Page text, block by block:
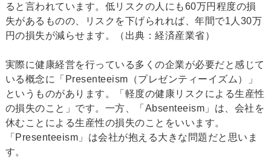
ると言われています。低リスクの人にも60万円程度の損
失があるものの、リスクを下げられれば、年間で1人30万
円の損失が減らせます。（出典：経済産業省）
実際に健康経営を行っている多くの企業が必要だと感じて
いる概念に「Presenteeism（プレゼンティーイズム）」
というものがあります。「軽度の健康リスクによる生産性
の損失のこと」です。一方、「Absenteeism」は、会社を
休むことによる生産性の損失のことをいいます。
「Presenteeism」は会社が抱える大きな問題だと思いま
す。